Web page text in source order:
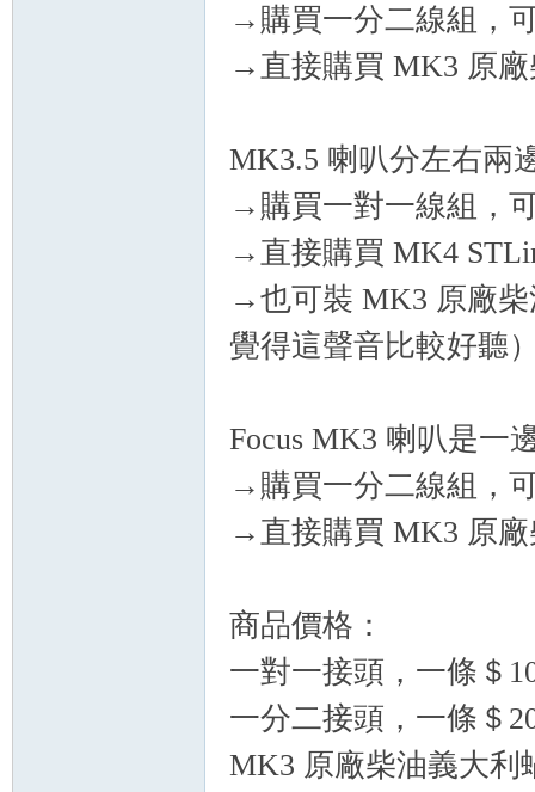
→購買一分二線組，
→直接購買 MK3 原
MK3.5 喇叭分左右兩
→購買一對一線組，
→直接購買 MK4
→也可裝 MK3 原廠
覺得這聲音比較好聽
Focus MK3 喇叭是一
→購買一分二線組，
→直接購買 MK3 原
商品價格：
一對一接頭，一條＄
一分二接頭，一條＄
MK3 原廠柴油義大利